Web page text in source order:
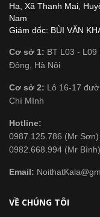
Hạ, Xã Thanh Mai,
Nam
Giám đốc: BÙI VĂN
Cơ sở 1: BT L03 - L09
Đông, Hà Nội
Cơ sở 2: Lô 16-17
Chí MInh
Hotline:
0987.125.786 (Mr Sơn)
0982.668.994 (Mr Bình)
Email:
VỀ CHÚNG TÔI